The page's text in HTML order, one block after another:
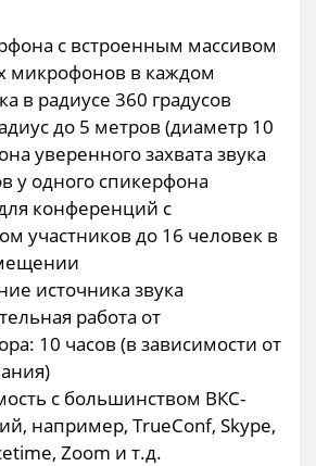
с встроенным массивом
микрофонов в каждом
в радиусе 360 градусов
до 5 метров (диаметр 10
уверенного захвата звука
у одного спикерфона
конференций с
участников до 16 человек в
источника звука
работа от
10 часов (в зависимости от
с большинством ВКС-
например, TrueConf, Skype,
Zoom и т.д.